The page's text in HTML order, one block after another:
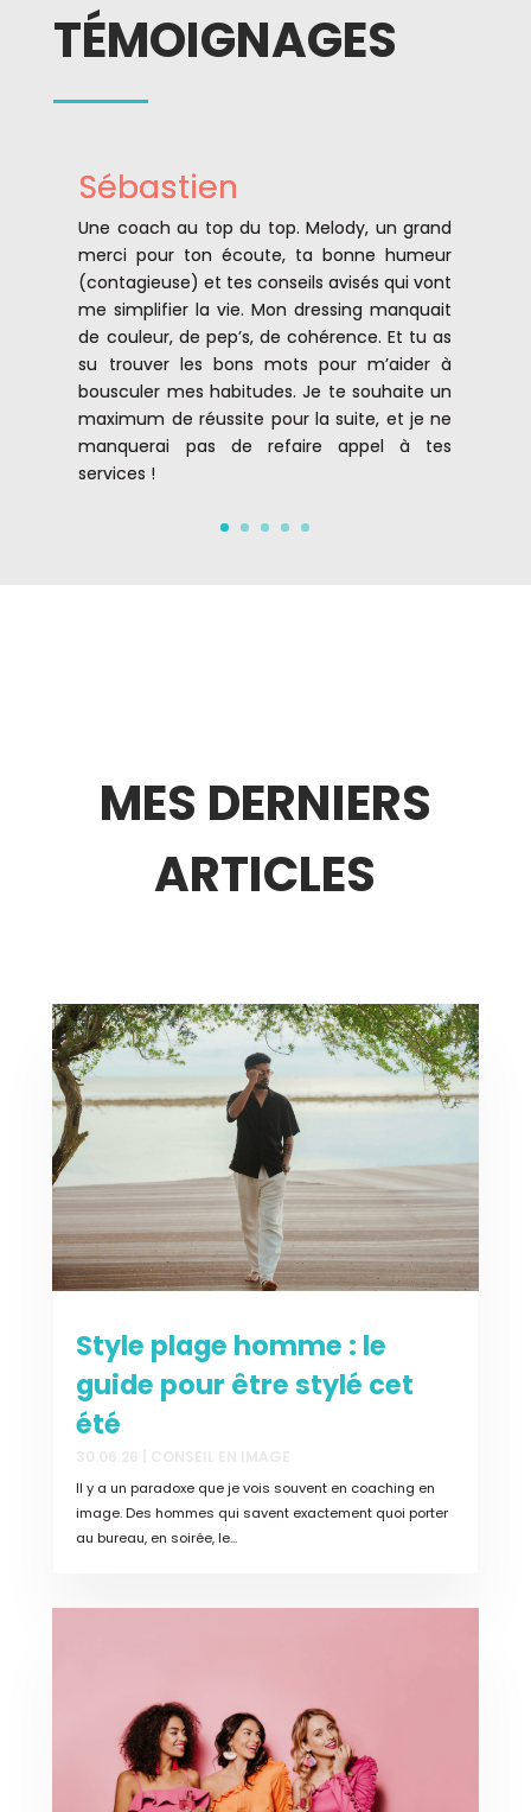
TÉMOIGNAGES
Sébastien
Une coach au top du top. Melody, un grand
merci pour ton écoute, ta bonne humeur
(contagieuse) et tes conseils avisés qui vont
me simplifier la vie. Mon dressing manquait
de couleur, de pep’s, de cohérence. Et tu as
su trouver les bons mots pour m’aider à
bousculer mes habitudes. Je te souhaite un
maximum de réussite pour la suite, et je ne
manquerai pas de refaire appel à tes
services !
MES DERNIERS
ARTICLES
Style plage homme : le
guide pour être stylé cet
été
Il y a un paradoxe que je vois souvent en coaching en
image. Des hommes qui savent exactement quoi porter
au bureau, en soirée, le...